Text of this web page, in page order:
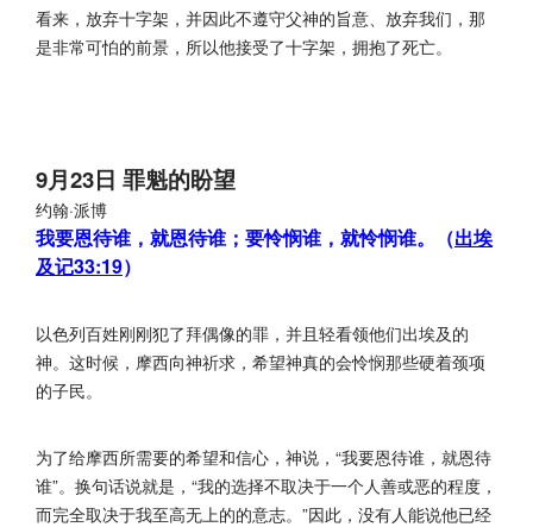
看来，放弃十字架，并因此不遵守父神的旨意、放弃我们，那
是非常可怕的前景，所以他接受了十字架，拥抱了死亡。
9月23日 罪魁的盼望
约翰·派博
我要恩待谁，就恩待谁；要怜悯谁，就怜悯谁。（出埃
及记33:19）
以色列百姓刚刚犯了拜偶像的罪，并且轻看领他们出埃及的
神。这时候，摩西向神祈求，希望神真的会怜悯那些硬着颈项
的子民。
为了给摩西所需要的希望和信心，神说，“我要恩待谁，就恩待
谁”。换句话说就是，“我的选择不取决于一个人善或恶的程度，
而完全取决于我至高无上的的意志。”因此，没有人能说他已经